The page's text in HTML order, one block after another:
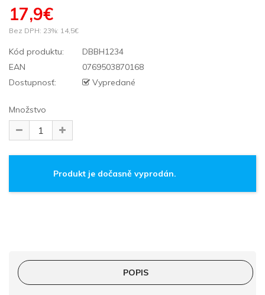
17,9€
Bez DPH: 23%: 14,5€
Kód produktu:
DBBH1234
EAN
0769503870168
Dostupnosť:
Vypredané
Množstvo
Produkt je dočasně vyprodán.
POPIS